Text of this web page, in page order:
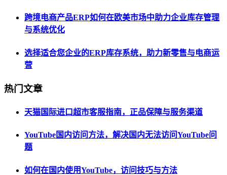
跨境电商产品ERP如何在欧美市场中助力企业库存管理
与系统优化
选择适合您企业的ERP库存系统，助力新零售与电商运
营
热门文章
天猫国际进口超市客服指南，正品保障与服务渠道
YouTube国内访问方法，解决国内无法访问YouTube问
题
如何在国内使用YouTube，访问技巧与方法